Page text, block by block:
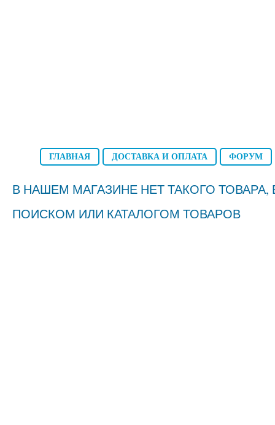
ГЛАВНАЯ ДОСТАВКА И ОПЛАТА ФОРУМ
В НАШЕМ МАГАЗИНЕ НЕТ ТАКОГО
ПОИСКОМ ИЛИ КАТАЛОГОМ ТОВАРОВ